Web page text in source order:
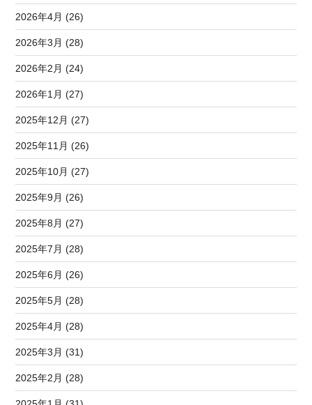
2026年4月 (26)
2026年3月 (28)
2026年2月 (24)
2026年1月 (27)
2025年12月 (27)
2025年11月 (26)
2025年10月 (27)
2025年9月 (26)
2025年8月 (27)
2025年7月 (28)
2025年6月 (26)
2025年5月 (28)
2025年4月 (28)
2025年3月 (31)
2025年2月 (28)